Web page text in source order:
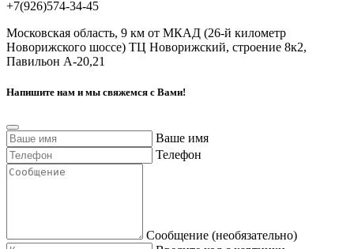
+7(926)574-34-45
Московская область, 9 км от МКАД (26-й километр
Новорижского шоссе) ТЦ Новорижский, строение 8к2,
Павильон А-20,21
Напишите нам и мы свяжемся с Вами!
Ваше имя
Телефон
Сообщение (необязательно)